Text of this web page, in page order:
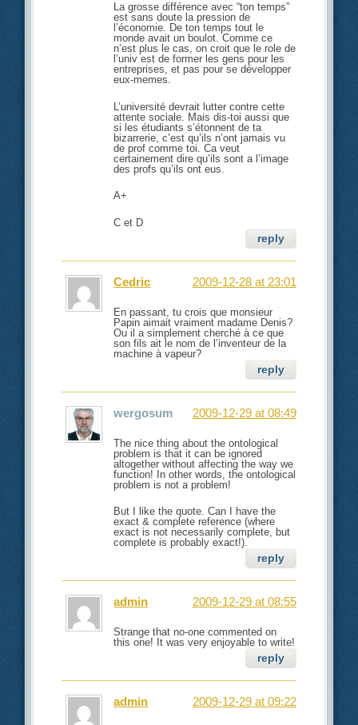
La grosse différence avec “ton temps”
est sans doute la pression de
l’économie. De ton temps tout le
monde avait un boulot. Comme ce
n’est plus le cas, on croit que le role de
l’univ est de former les gens pour les
entreprises, et pas pour se développer
eux-memes.
L’université devrait lutter contre cette
attente sociale. Mais dis-toi aussi que
si les étudiants s’étonnent de ta
bizarrerie, c’est qu’ils n’ont jamais vu
de prof comme toi. Ca veut
certainement dire qu’ils sont a l’image
des profs qu’ils ont eus.
A+
C et D
reply
Cedric 2009-12-28 at 23:01
En passant, tu crois que monsieur
Papin aimait vraiment madame Denis?
Ou il a simplement cherché à ce que
son fils ait le nom de l’inventeur de la
machine à vapeur?
reply
wergosum 2009-12-29 at 08:49
The nice thing about the ontological
problem is that it can be ignored
altogether without affecting the way we
function! In other words, the ontological
problem is not a problem!
But I like the quote. Can I have the
exact & complete reference (where
exact is not necessarily complete, but
complete is probably exact!).
reply
admin 2009-12-29 at 08:55
Strange that no-one commented on
this one! It was very enjoyable to write!
reply
admin 2009-12-29 at 09:22